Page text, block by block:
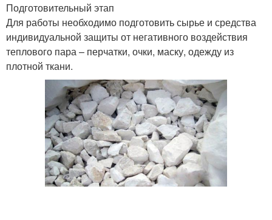
Подготовительный этап
Для работы необходимо подготовить сырье и средства
индивидуальной защиты от негативного воздействия
теплового пара – перчатки, очки, маску, одежду из
плотной ткани.